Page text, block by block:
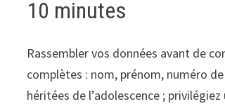
10 minutes
Rassembler vos données avant de
complètes : nom, prénom, numéro
héritées de l’adolescence ;